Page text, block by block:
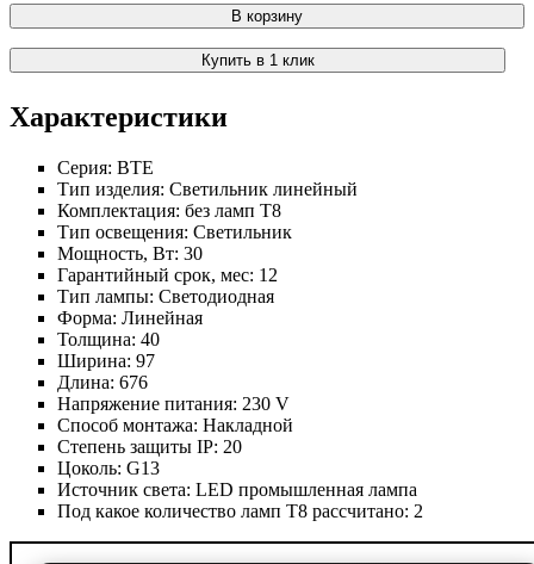
В корзину
Купить в 1 клик
Характеристики
Серия: BTE
Тип изделия: Светильник линейный
Комплектация: без ламп Т8
Тип освещения: Светильник
Мощность, Вт: 30
Гарантийный срок, мес: 12
Тип лампы: Светодиодная
Форма: Линейная
Толщина: 40
Ширина: 97
Длина: 676
Напряжение питания: 230 V
Способ монтажа: Накладной
Степень защиты IP: 20
Цоколь: G13
Источник света: LED промышленная лампа
Под какое количество ламп Т8 рассчитано: 2